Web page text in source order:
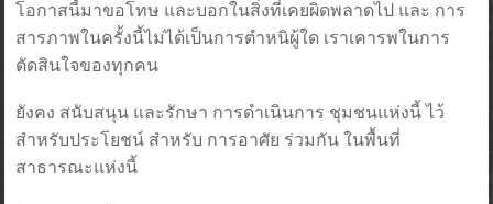
โอกาสนี้มาขอโทษ และบอกในสิ่งที่เคยผิดพลาดไป และ การ
สารภาพในครั้งนี้ไม่ได้เป็นการตำหนิผู้ใด เราเคารพในการ
ตัดสินใจของทุกคน
ยังคง สนับสนุน และรักษา การดำเนินการ ชุมชนแห่งนี้ ไว้
สำหรับประโยชน์ สำหรับ การอาศัย ร่วมกัน ในพื้นที่
สาธารณะแห่งนี้